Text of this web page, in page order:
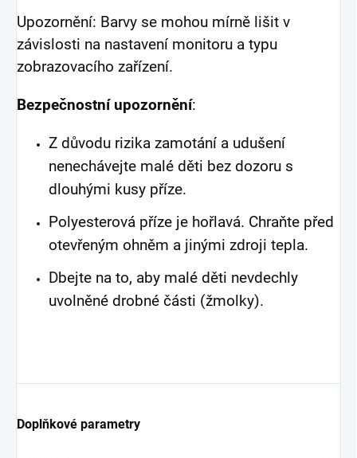
Upozornění: Barvy se mohou mírně lišit v
závislosti na nastavení monitoru a typu
zobrazovacího zařízení.
Bezpečnostní upozornění:
Z důvodu rizika zamotání a udušení
nenechávejte malé děti bez dozoru s
dlouhými kusy příze.
Polyesterová příze je hořlavá. Chraňte před
otevřeným ohněm a jinými zdroji tepla.
Dbejte na to, aby malé děti nevdechly
uvolněné drobné části (žmolky).
Doplňkové parametry